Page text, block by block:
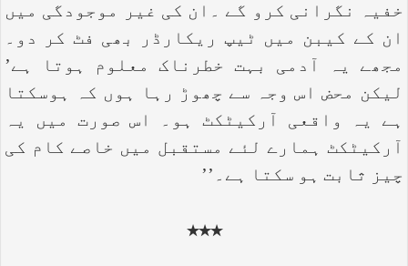
خفیہ نگرانی کرو گے ۔ان کی غیر موجودگی میں
ان کے کیبن میں ٹیپ ریکارڈر بھی فٹ کر دو۔
مجھے یہ آدمی بہت خطرناک معلوم ہوتا ہے’
لیکن محض اس وجہ سے چھوڑ رہا ہوں کہ ہوسکتا
ہے یہ واقعی آرکیٹکٹ ہو۔ اس صورت میں یہ
آرکیٹکٹ ہمارے لئے مستقبل میں خاصے کام کی
چیز ثابت ہو سکتا ہے۔’’
٭٭٭